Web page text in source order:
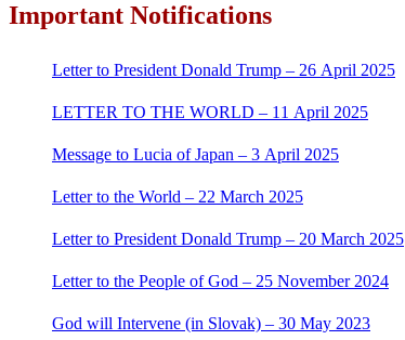
Important Notifications
Letter to President Donald Trump – 26 April 2025
LETTER TO THE WORLD – 11 April 2025
Message to Lucia of Japan – 3 April 2025
Letter to the World – 22 March 2025
Letter to President Donald Trump – 20 March 2025
Letter to the People of God – 25 November 2024
God will Intervene (in Slovak) – 30 May 2023